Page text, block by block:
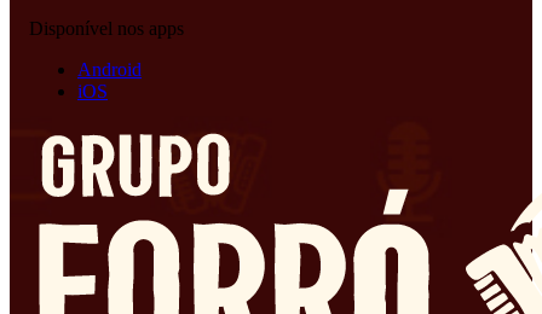
Disponível nos apps
Android
iOS